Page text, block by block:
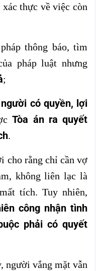
thực về việc còn
thông báo, tìm
pháp luật nhưng
;
có quyền, lợi
Tòa án ra quyết
.
cho rằng chỉ cần vợ
không liên lạc là
tích. Tuy nhiên,
công nhận tình
phải có quyết
người vắng mặt vẫn